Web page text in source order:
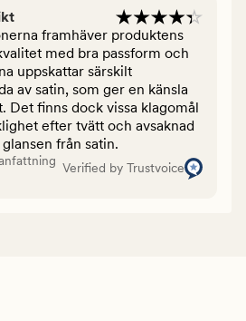
framhäver produktens
med bra passform och
uppskattar särskilt
av satin, som ger en känsla
Det finns dock vissa klagomål
efter tvätt och avsaknad
från satin.
Verified by Trustvoice